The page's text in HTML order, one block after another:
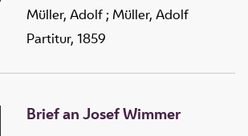
Müller, Adolf ; Müller, Adolf
Partitur, 1859
Brief an Josef Wimmer